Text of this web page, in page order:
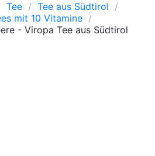
Tee
Tee aus Südtirol
mit 10 Vitamine
- Viropa Tee aus Südtirol